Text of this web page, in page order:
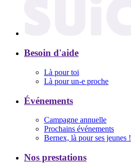
Besoin d'aide
Là pour toi
Là pour un-e proche
Événements
Campagne annuelle
Prochains événements
Bernex, là pour ses jeunes !
Nos prestations